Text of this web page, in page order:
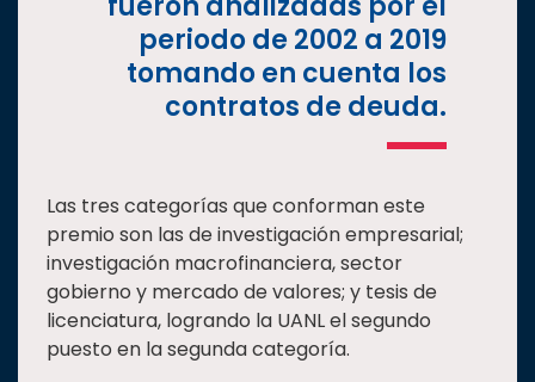
periodo de 2002 a 2019
tomando en cuenta los
contratos de deuda.
Las tres categorías que conforman este
premio son las de investigación empresarial;
investigación macrofinanciera, sector
gobierno y mercado de valores; y tesis de
licenciatura, logrando la UANL el segundo
puesto en la segunda categoría.